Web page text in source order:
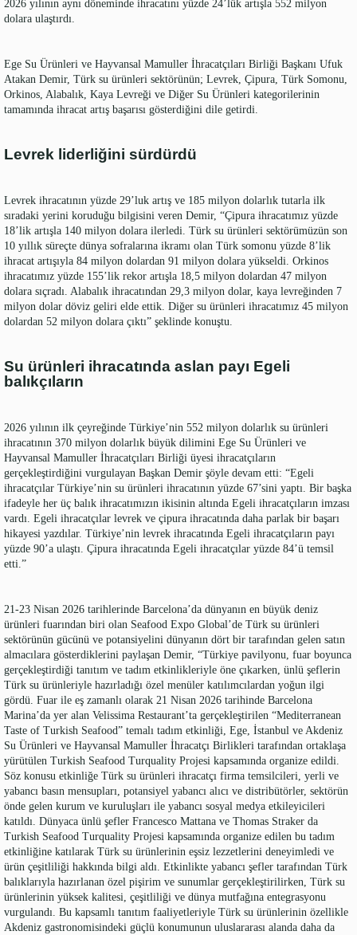
2026 yılının aynı döneminde ihracatını yüzde 24’lük artışla 552 milyon
dolara ulaştırdı.
Ege Su Ürünleri ve Hayvansal Mamuller İhracatçıları Birliği Başkanı Ufuk
Atakan Demir, Türk su ürünleri sektörünün; Levrek, Çipura, Türk Somonu,
Orkinos, Alabalık, Kaya Levreği ve Diğer Su Ürünleri kategorilerinin
tamamında ihracat artış başarısı gösterdiğini dile getirdi.
Levrek liderliğini sürdürdü
Levrek ihracatının yüzde 29’luk artış ve 185 milyon dolarlık tutarla ilk
sıradaki yerini koruduğu bilgisini veren Demir, “Çipura ihracatımız yüzde
18’lik artışla 140 milyon dolara ilerledi. Türk su ürünleri sektörümüzün son
10 yıllık süreçte dünya sofralarına ikramı olan Türk somonu yüzde 8’lik
ihracat artışıyla 84 milyon dolardan 91 milyon dolara yükseldi. Orkinos
ihracatımız yüzde 155’lik rekor artışla 18,5 milyon dolardan 47 milyon
dolara sıçradı. Alabalık ihracatından 29,3 milyon dolar, kaya levreğinden 7
milyon dolar döviz geliri elde ettik. Diğer su ürünleri ihracatımız 45 milyon
dolardan 52 milyon dolara çıktı” şeklinde konuştu.
Su ürünleri ihracatında aslan payı Egeli
balıkçıların
2026 yılının ilk çeyreğinde Türkiye’nin 552 milyon dolarlık su ürünleri
ihracatının 370 milyon dolarlık büyük dilimini Ege Su Ürünleri ve
Hayvansal Mamuller İhracatçıları Birliği üyesi ihracatçıların
gerçekleştirdiğini vurgulayan Başkan Demir şöyle devam etti: “Egeli
ihracatçılar Türkiye’nin su ürünleri ihracatının yüzde 67’sini yaptı. Bir başka
ifadeyle her üç balık ihracatımızın ikisinin altında Egeli ihracatçıların imzası
vardı. Egeli ihracatçılar levrek ve çipura ihracatında daha parlak bir başarı
hikayesi yazdılar. Türkiye’nin levrek ihracatında Egeli ihracatçıların payı
yüzde 90’a ulaştı. Çipura ihracatında Egeli ihracatçılar yüzde 84’ü temsil
etti.”
21-23 Nisan 2026 tarihlerinde Barcelona’da dünyanın en büyük deniz
ürünleri fuarından biri olan Seafood Expo Global’de Türk su ürünleri
sektörünün gücünü ve potansiyelini dünyanın dört bir tarafından gelen satın
almacılara gösterdiklerini paylaşan Demir, “Türkiye pavilyonu, fuar boyunca
gerçekleştirdiği tanıtım ve tadım etkinlikleriyle öne çıkarken, ünlü şeflerin
Türk su ürünleriyle hazırladığı özel menüler katılımcılardan yoğun ilgi
gördü. Fuar ile eş zamanlı olarak 21 Nisan 2026 tarihinde Barcelona
Marina’da yer alan Velissima Restaurant’ta gerçekleştirilen “Mediterranean
Taste of Turkish Seafood” temalı tadım etkinliği, Ege, İstanbul ve Akdeniz
Su Ürünleri ve Hayvansal Mamuller İhracatçı Birlikleri tarafından ortaklaşa
yürütülen Turkish Seafood Turquality Projesi kapsamında organize edildi.
Söz konusu etkinliğe Türk su ürünleri ihracatçı firma temsilcileri, yerli ve
yabancı basın mensupları, potansiyel yabancı alıcı ve distribütörler, sektörün
önde gelen kurum ve kuruluşları ile yabancı sosyal medya etkileyicileri
katıldı. Dünyaca ünlü şefler Francesco Mattana ve Thomas Straker da
Turkish Seafood Turquality Projesi kapsamında organize edilen bu tadım
etkinliğine katılarak Türk su ürünlerinin eşsiz lezzetlerini deneyimledi ve
ürün çeşitliliği hakkında bilgi aldı. Etkinlikte yabancı şefler tarafından Türk
balıklarıyla hazırlanan özel pişirim ve sunumlar gerçekleştirilirken, Türk su
ürünlerinin yüksek kalitesi, çeşitliliği ve dünya mutfağına entegrasyonu
vurgulandı. Bu kapsamlı tanıtım faaliyetleriyle Türk su ürünlerinin özellikle
Akdeniz gastronomisindeki güçlü konumunun uluslararası alanda daha da